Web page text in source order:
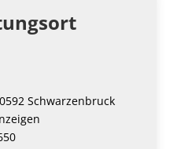
Schwarzenbruck